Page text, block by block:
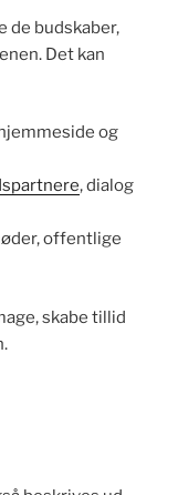
de budskaber,
Det kan
og
, dialog
offentlige
skabe tillid